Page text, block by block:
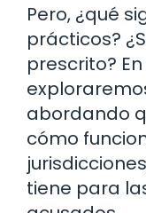
Pero, ¿qué
prácticos?
prescrito?
abordando
cómo
tiene para